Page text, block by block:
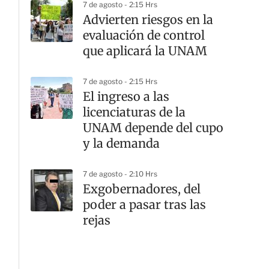
7 de agosto - 2:15 Hrs
Advierten riesgos en la
evaluación de control
que aplicará la UNAM
7 de agosto - 2:15 Hrs
El ingreso a las
licenciaturas de la
UNAM depende del cupo
y la demanda
7 de agosto - 2:10 Hrs
Exgobernadores, del
poder a pasar tras las
rejas